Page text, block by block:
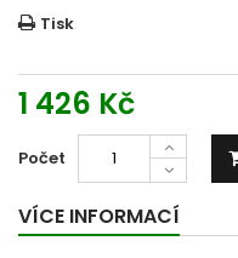
Tisk
1 426 Kč
Počet
VÍCE INFORMACÍ